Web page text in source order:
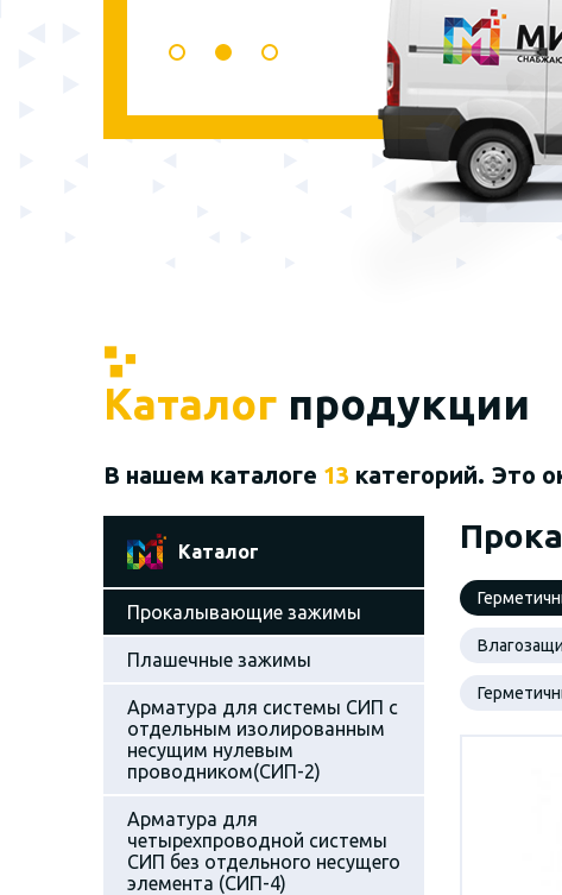
Каталог продукции
В нашем каталоге 13 категорий. Это
Каталог
Прокалывающие зажимы
Плашечные зажимы
Арматура для системы СИП с
отдельным изолированным
несущим нулевым
проводником(СИП-2)
Арматура для
четырехпроводной системы
СИП без отдельного несущего
элемента (СИП-4)